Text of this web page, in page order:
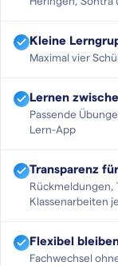
Kleine
Maximal vier
Lernen
Passende
Lern-App
Transparenz
Rückmeldungen,
Klassenarbeiten
Flexibel
Fachwechsel